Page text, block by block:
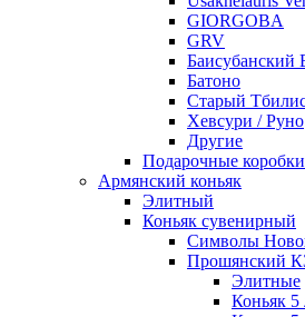
GIORGOBA
GRV
Баисубанский
Батоно
Старый
Хевсури / Руно
Другие
Подарочные
Армянский коньяк
Элитный
Коньяк сувенирный
Символы
Прошянский
Элитные
Коньяк 5